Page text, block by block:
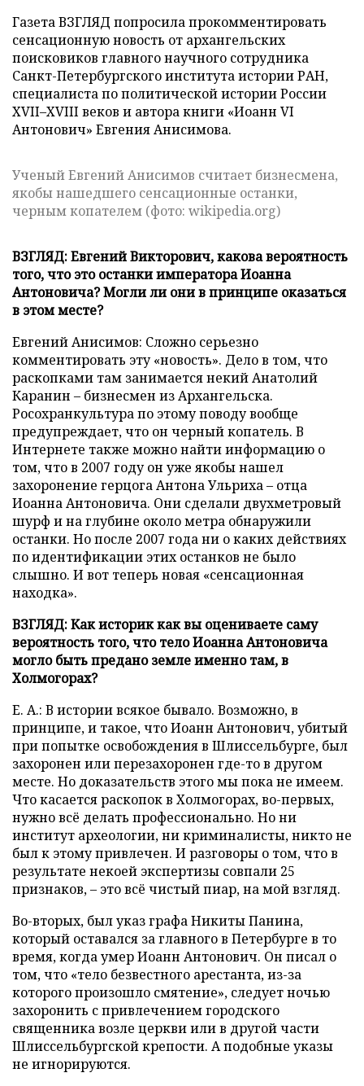
Газета ВЗГЛЯД попросила прокомментировать
сенсационную новость от архангельских
поисковиков главного научного сотрудника
Санкт-Петербургского института истории РАН,
специалиста по политической истории России
XVII–XVIII веков и автора книги «Иоанн VI
Антонович» Евгения Анисимова.
Ученый Евгений Анисимов считает бизнесмена,
якобы нашедшего сенсационные останки,
черным копателем (фото: wikipedia.org)
ВЗГЛЯД: Евгений Викторович, какова вероятность
того, что это останки императора Иоанна
Антоновича? Могли ли они в принципе оказаться
в этом месте?
Евгений Анисимов: Сложно серьезно
комментировать эту «новость». Дело в том, что
раскопками там занимается некий Анатолий
Каранин – бизнесмен из Архангельска.
Росохранкультура по этому поводу вообще
предупреждает, что он черный копатель. В
Интернете также можно найти информацию о
том, что в 2007 году он уже якобы нашел
захоронение герцога Антона Ульриха – отца
Иоанна Антоновича. Они сделали двухметровый
шурф и на глубине около метра обнаружили
останки. Но после 2007 года ни о каких действиях
по идентификации этих останков не было
слышно. И вот теперь новая «сенсационная
находка».
ВЗГЛЯД: Как историк как вы оцениваете саму
вероятность того, что тело Иоанна Антоновича
могло быть предано земле именно там, в
Холмогорах?
Е. А.: В истории всякое бывало. Возможно, в
принципе, и такое, что Иоанн Антонович, убитый
при попытке освобождения в Шлиссельбурге, был
захоронен или перезахоронен где-то в другом
месте. Но доказательств этого мы пока не имеем.
Что касается раскопок в Холмогорах, во-первых,
нужно всё делать профессионально. Но ни
институт археологии, ни криминалисты, никто не
был к этому привлечен. И разговоры о том, что в
результате некоей экспертизы совпали 25
признаков, – это всё чистый пиар, на мой взгляд.
Во-вторых, был указ графа Никиты Панина,
который оставался за главного в Петербурге в то
время, когда умер Иоанн Антонович. Он писал о
том, что «тело безвестного арестанта, из-за
которого произошло смятение», следует ночью
захоронить с привлечением городского
священника возле церкви или в другой части
Шлиссельбургской крепости. А подобные указы
не игнорируются.